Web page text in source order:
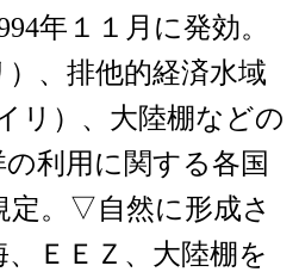
年１１月に発効。
、排他的経済水域
リ）、大陸棚などの
利用に関する各国
定。▽自然に形成さ
ＥＥＺ、大陸棚を